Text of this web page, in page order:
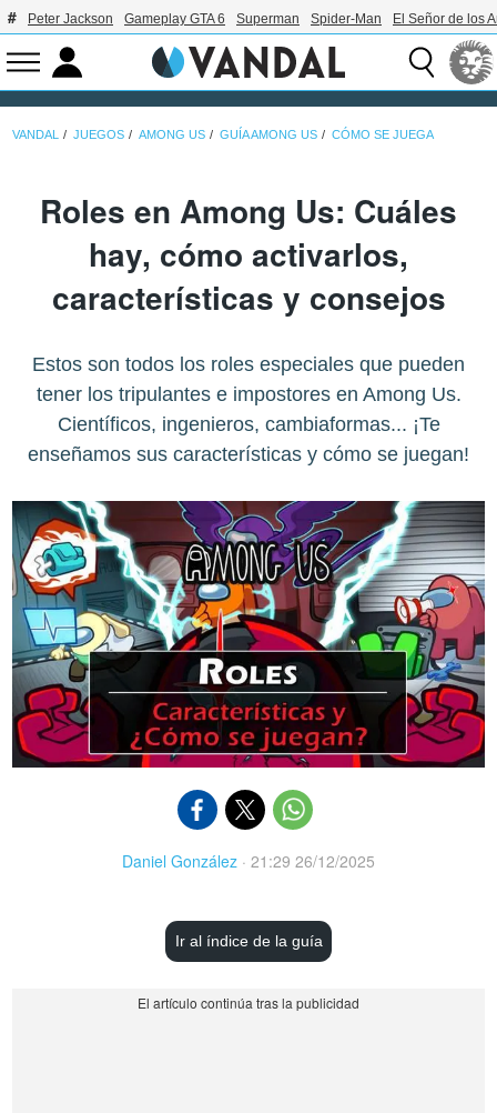
Peter Jackson Gameplay GTA 6 Superman Spider-Man El Señor de los
VANDAL JUEGOS AMONG US GUÍA AMONG US CÓMO SE JUEGA
Roles en Among Us: Cuáles
hay, cómo activarlos,
características y consejos
Estos son todos los roles especiales que pueden
tener los tripulantes e impostores en Among Us.
Científicos, ingenieros, cambiaformas... ¡Te
enseñamos sus características y cómo se juegan!
Daniel González · 21:29 26/12/2025
Ir al índice de la guía